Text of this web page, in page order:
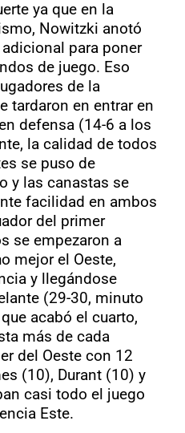
ya que en la
Nowitzki anotó
para poner
de juego. Eso
de la
tardaron en entrar en
defensa (14-6 a los
la calidad de todos
se puso de
y las canastas se
facilidad en ambos
del primer
se empezaron a
mejor el Oeste,
y llegándose
(29-30, minuto
acabó el cuarto,
más de cada
del Oeste con 12
(10), Durant (10) y
casi todo el juego
Este.